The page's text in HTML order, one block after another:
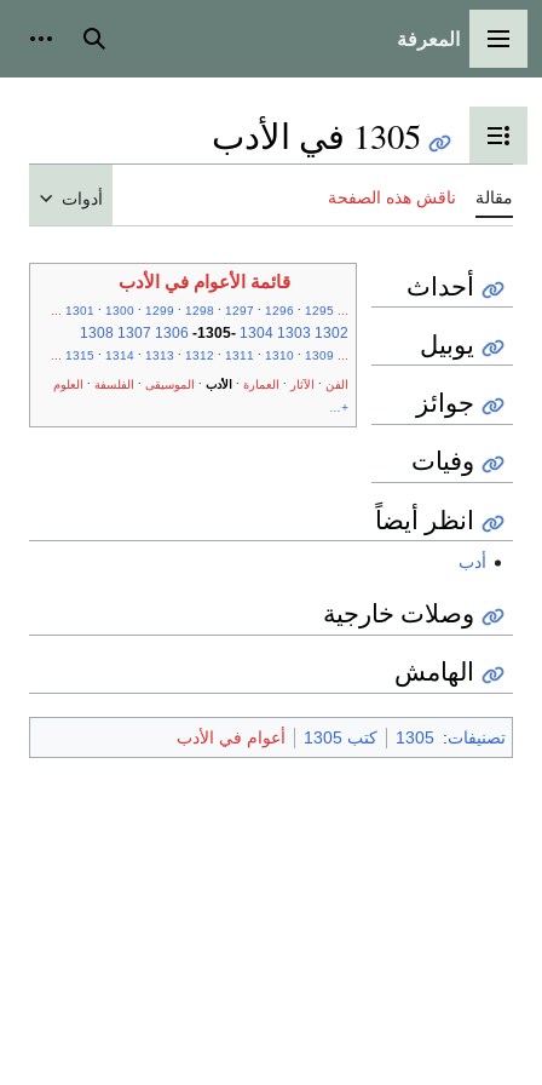
القائمة الرئيسية
المعرفة بحث
تبديل عرض جدول المحتويات
1305 في الأدب
مقالة ناقش هذه الصفحة أدوات
قائمة الأعوام في الأدب
...
1295
1296
1297
1298
1299
1300
1301
...
1302
1303
1304
-
1305
-
1306
1307
1308
...
1309
1310
1311
1312
1313
1314
1315
...
الفن الآثار العمارة الأدب الموسيقى الفلسفة
العلوم
+...
أحداث
يوبيل
جوائز
وفيات
انظر أيضاً
أدب
وصلات خارجية
الهامش
تصنيفات:
1305 كتب 1305 أعوام في الأدب